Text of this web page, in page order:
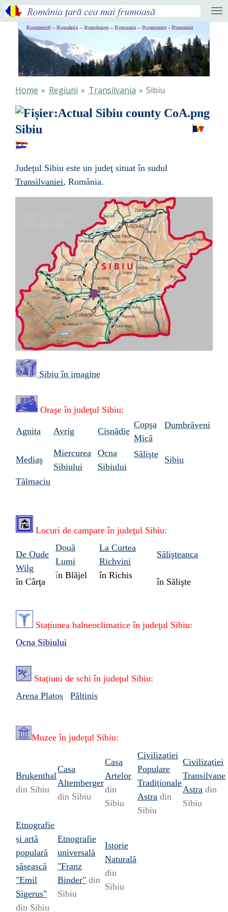
Ga
direct
naar
hoofdinhoud
Home » Regiuni » Transilvania » Sibiu
Sibiu
Judeţul Sibiu este un judeţ situat în sudul
Transilvaniei, România.
Sibiu în imagine
Oraşe în judeţul Sibiu:
Agnita Avrig Cisnădie
Copşa
Mică
Dumbrăveni
Mediaş
Miercurea
Sibiului
Ocna
Sibiului
Sălişte
Sibiu
Tălmaciu
Locuri de campare în judeţul Sibiu:
De Oude
Wilg
în Cârţa
Două
Lumi
în Blăjel
La Curtea
Richvini
în Richis
Sălişteanca
în Sălişte
Stațiunea balneoclimatice în judeţul Sibiu:
Ocna Sibiului
Stațiuni de schi în judeţul Sibiu:
Arena Platos
Păltinis
Muzee în judeţul Sibiu:
Brukenthal
din Sibiu
Casa
Altemberger
din Sibiu
Casa
Artelor
din
Sibiu
Civilizației
Populare
Tradiționale
Astra din
Sibiu
Civilizației
Transilvane
Astra din
Sibiu
Etnografie
și artă
populară
săsească
"Emil
Sigerus"
din Sibiu
Etnografie
universală
"Franz
Binder" din
Sibiu
Istorie
Naturală
din
Sibiu